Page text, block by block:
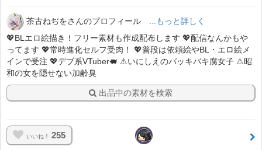
茶古ねぢをさんのプロフィール
...もっと詳しく
💖BLエロ絵描き！フリー素材も作成配布します 💖配信なんかもや
ってます 💖常時進化セルフ受肉！ 💖普段は依頼絵やBL・エロ絵メ
インで受注 💖デブ系VTuber🐖 ⚠いにしえのバッキバキ腐女子 ⚠昭
和の女を隠せない加齢臭
出品中の素材を検索
いいね！ 255